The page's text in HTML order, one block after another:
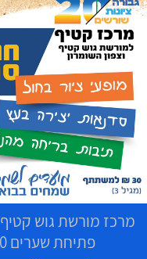
מרכז מורשת גוש קטיף
פתיחת שערים 10:00 | שעת התחלה 10:00